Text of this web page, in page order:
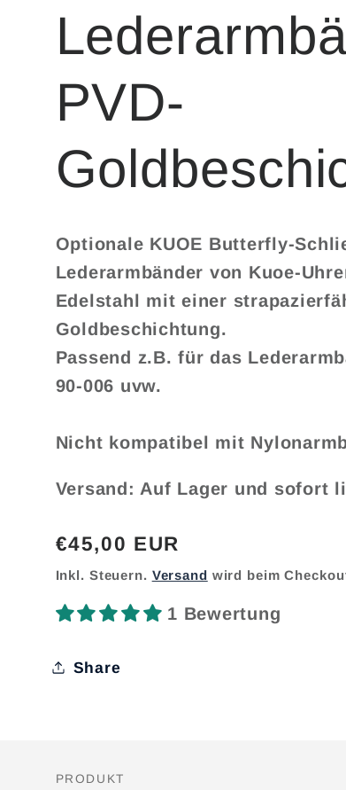
PVD-
Optionale KUOE Butterfly-
Lederarmbänder von Kuoe-
Edelstahl mit einer
Goldbeschichtung.
Passend z.B. für das
90-006 uvw.
Nicht kompatibel mit
Versand: Auf Lager und sofort
Normaler
Preis
€45,00 EUR
Inkl. Steuern. Versand wird beim
1 Bewertung
Share
PRODUKT